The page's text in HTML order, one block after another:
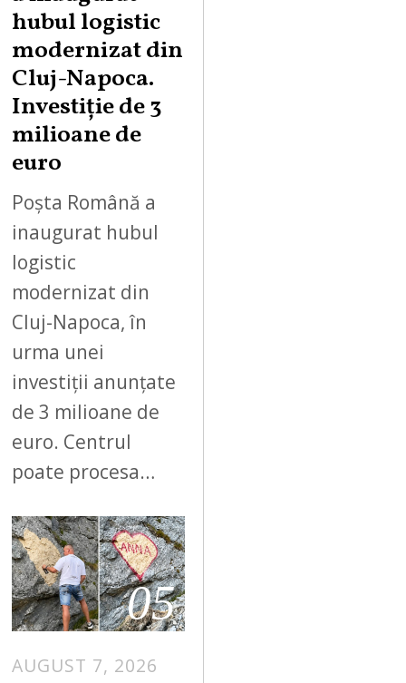
hubul logistic
modernizat din
Cluj-Napoca.
Investiție de 3
milioane de
euro
Poșta Română a
inaugurat hubul
logistic
modernizat din
Cluj-Napoca, în
urma unei
investiții anunțate
de 3 milioane de
euro. Centrul
poate procesa…
05
AUGUST 7, 2026